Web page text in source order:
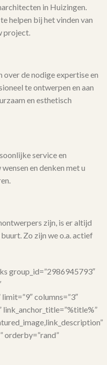
in Huizingen.
helpen bij het vinden van
project.
de nodige expertise en
te ontwerpen en aan
en esthetisch
service en
en denken met u
zijn, is er altijd
Zo zijn we o.a. actief
group_id=”2986945793″
columns=”3″
link_anchor_title=”%title%”
orderby=”rand”